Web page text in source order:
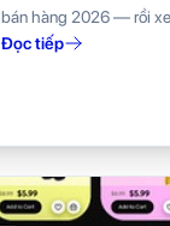
bán hàng 2026 — rồi
bảng...
Đọc tiếp